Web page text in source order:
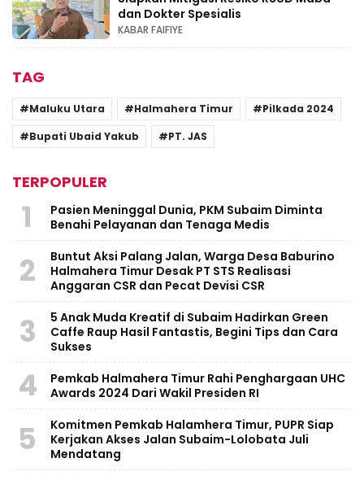
dan Dokter Spesialis
KABAR FAIFIYE
TAG
Maluku Utara Halmahera Timur
Pilkada 2024
Bupati Ubaid Yakub
PT. JAS
TERPOPULER
1
Pasien Meninggal Dunia, PKM Subaim Diminta
Benahi Pelayanan dan Tenaga Medis
2
Buntut Aksi Palang Jalan, Warga Desa Baburino
Halmahera Timur Desak PT STS Realisasi
Anggaran CSR dan Pecat Devisi CSR
3
5 Anak Muda Kreatif di Subaim Hadirkan Green
Caffe Raup Hasil Fantastis, Begini Tips dan Cara
Sukses
4
Pemkab Halmahera Timur Rahi Penghargaan UHC
Awards 2024 Dari Wakil Presiden RI
5
Komitmen Pemkab Halamhera Timur, PUPR Siap
Kerjakan Akses Jalan Subaim-Lolobata Juli
Mendatang